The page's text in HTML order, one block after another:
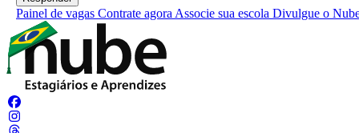
Painel de vagas Contrate agora Associe sua escola Divulgue o